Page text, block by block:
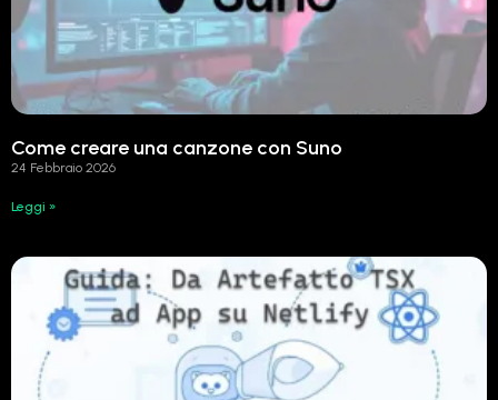
Come creare una canzone con Suno
24 Febbraio 2026
Leggi »